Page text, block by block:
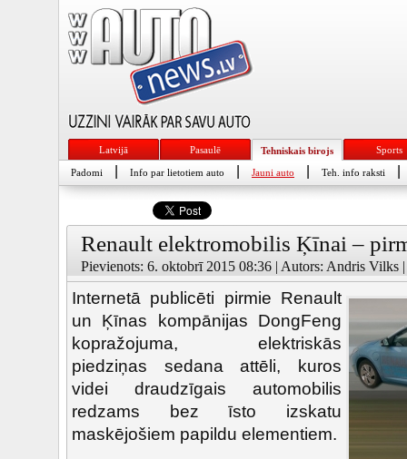
Latvijā Pasaulē Tehniskais birojs Sports
Padomi Info par lietotiem auto Jauni auto Teh. info raksti
Renault elektromobilis Ķīnai –
Pievienots: 6. oktobrī 2015 08:36 | Autors: Andris Vilks
Internetā publicēti pirmie Renault
un Ķīnas kompānijas DongFeng
kopražojuma, elektriskās
piedziņas sedana attēli, kuros
videi draudzīgais automobilis
redzams bez īsto izskatu
maskējošiem papildu elementiem.